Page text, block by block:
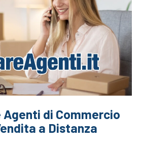
Agenti di Commercio
a Distanza